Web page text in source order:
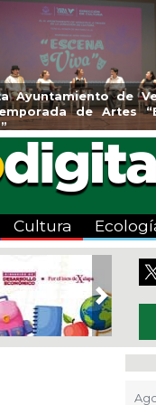
Aplicará CMAS
Tandeo durante
Cultura
Next